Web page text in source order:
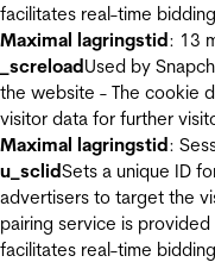
facilitates real-time
Maximal lagringstid: 13
_screloadUsed by
the website - The cookie
visitor data for further
Maximal lagringstid:
u_sclidSets a unique ID
advertisers to target the
pairing service is
facilitates real-time